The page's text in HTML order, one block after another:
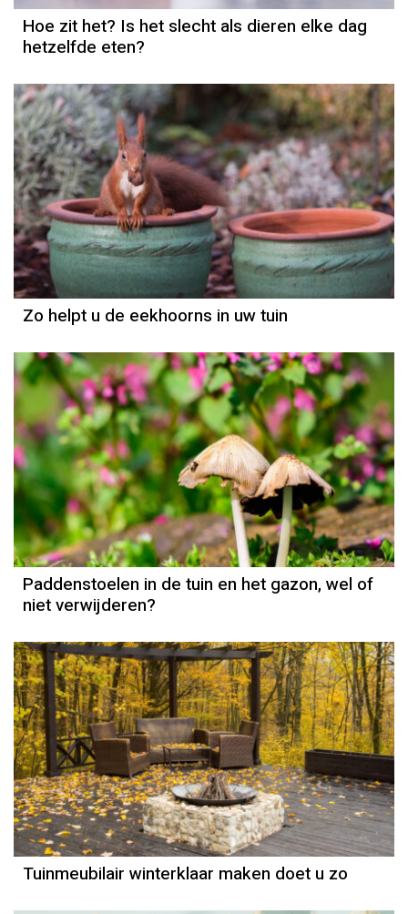
Hoe zit het? Is het slecht als dieren elke dag
hetzelfde eten?
Zo helpt u de eekhoorns in uw tuin
Paddenstoelen in de tuin en het gazon, wel of
niet verwijderen?
Tuinmeubilair winterklaar maken doet u zo